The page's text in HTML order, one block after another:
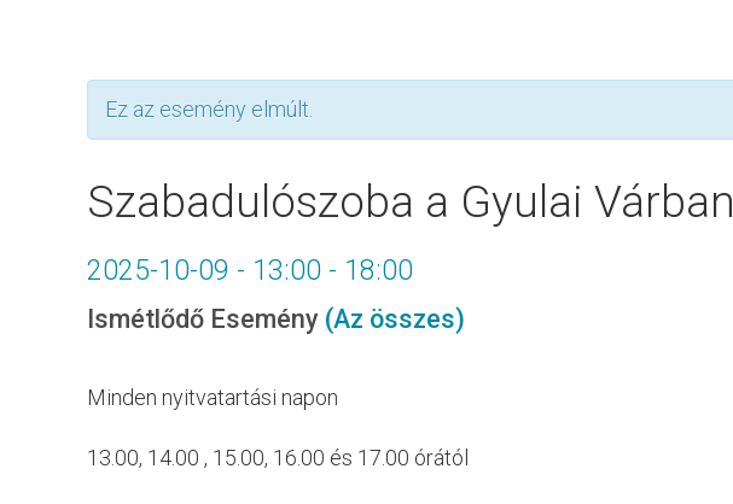
Ez az esemény elmúlt.
Szabadulószoba a Gyulai Várban
2025-10-09 - 13:00 - 18:00
Ismétlődő Esemény (Az összes)
Minden nyitvatartási napon
13.00, 14.00 , 15.00, 16.00 és 17.00 órától